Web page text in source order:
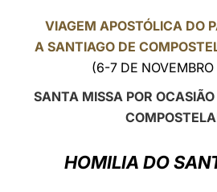
VIAGEM APOSTÓLICA DO
A SANTIAGO DE
(6-7 DE
SANTA MISSA POR
HOMILIA DO